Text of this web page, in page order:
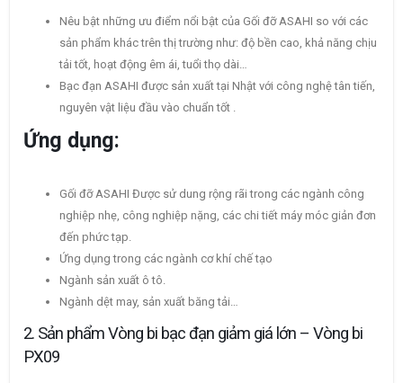
Nêu bật những ưu điểm nổi bật của Gối đỡ ASAHI so với các
sản phẩm khác trên thị trường như: độ bền cao, khả năng chịu
tải tốt, hoạt động êm ái, tuổi thọ dài…
Bạc đạn ASAHI được sản xuất tại Nhật với công nghệ tân tiến,
nguyên vật liệu đầu vào chuẩn tốt .
Ứng dụng:
Gối đỡ ASAHI Được sử dung rộng rãi trong các ngành công
nghiệp nhẹ, công nghiệp nặng, các chi tiết máy móc giản đơn
đến phức tạp.
Ứng dụng trong các ngành cơ khí chế tạo
Ngành sản xuất ô tô.
Ngành dệt may, sản xuất băng tải…
2. Sản phẩm Vòng bi bạc đạn giảm giá lớn – Vòng bi
PX09